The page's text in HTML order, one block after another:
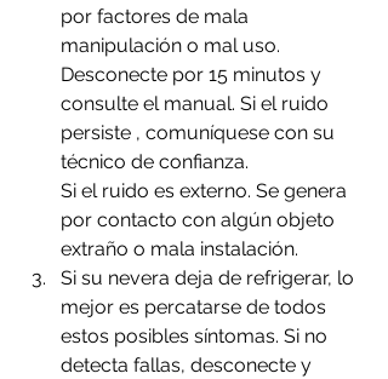
por factores de mala
manipulación o mal uso.
Desconecte por 15 minutos y
consulte el manual. Si el ruido
persiste , comuníquese con su
técnico de confianza.
Si el ruido es externo. Se genera
por contacto con algún objeto
extraño o mala instalación.
Si su nevera deja de refrigerar, lo
mejor es percatarse de todos
estos posibles síntomas. Si no
detecta fallas, desconecte y